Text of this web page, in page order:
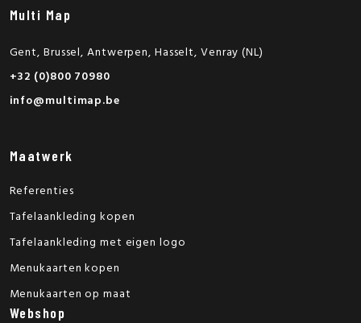
Multi Map
Gent, Brussel, Antwerpen, Hasselt, Venray (NL)
+32 (0)800 70980
info@multimap.be
Maatwerk
Referenties
Tafelaankleding kopen
Tafelaankleding met eigen logo
Menukaarten kopen
Menukaarten op maat
Webshop